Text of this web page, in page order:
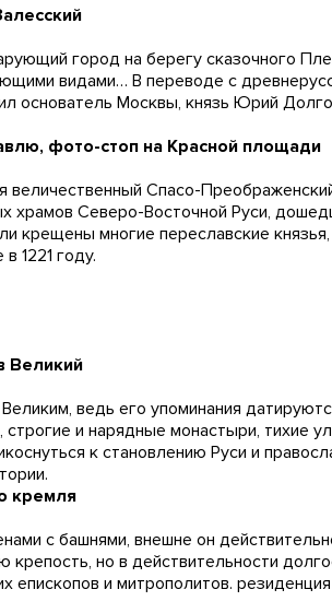
город на берегу сказочного
видами… В переводе с
основатель Москвы, князь Юрий
фото-стоп на Красной площади
Спасо-
храмов Северо-Восточной Руси,
крещены многие переславские
1221 году.
Великий
ведь его упоминания
и нарядные монастыри, тихие
к становлению Руси и
кремля
с башнями, внешне он
крепость, но в действительности
епископов и митрополитов.